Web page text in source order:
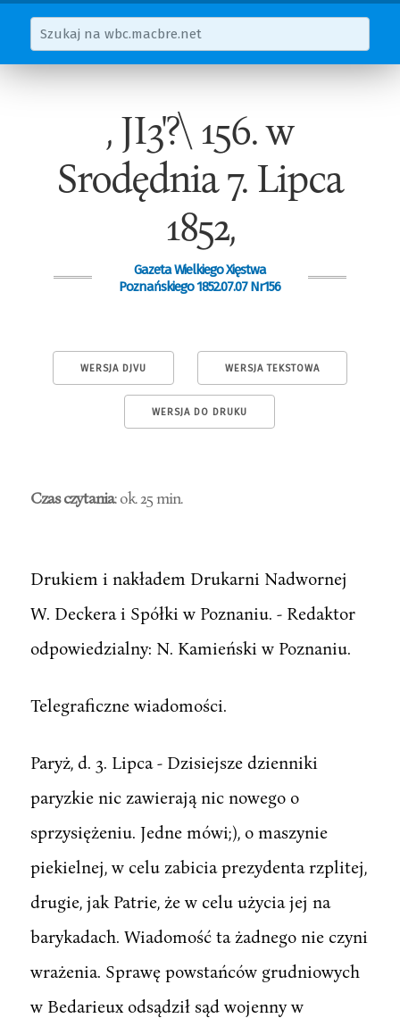
, JI3'?\ 156. w
Srodędnia 7. Lipca
1852,
Gazeta Wielkiego Xięstwa
Poznańskiego 1852.07.07 Nr156
WERSJA DJVU WERSJA TEKSTOWA
WERSJA DO DRUKU
Czas czytania: ok. 25 min.
Drukiem i nakładem Drukarni Nadwornej
W. Deckera i Spółki w Poznaniu. - Redaktor
odpowiedzialny: N. Kamieński w Poznaniu.
Telegraficzne wiadomości.
Paryż, d. 3. Lipca - Dzisiejsze dzienniki
paryzkie nic zawierają nic nowego o
sprzysiężeniu. Jedne mówi;), o maszynie
piekielnej, w celu zabicia prezydenta rzplitej,
drugie, jak Patrie, że w celu użycia jej na
barykadach. Wiadomość ta żadnego nie czyni
wrażenia. Sprawę powstańców grudniowych
w Bedarieux odsądził sąd wojenny w